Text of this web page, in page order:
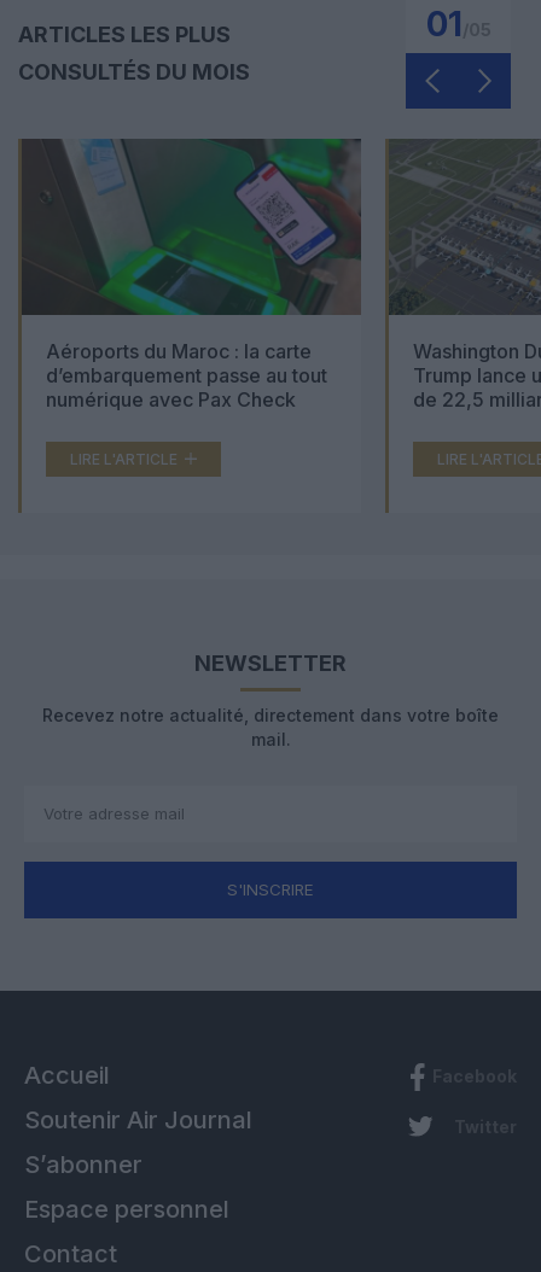
ARTICLES LES PLUS
CONSULTÉS DU MOIS
01
Aéroports du Maroc : la carte
d’embarquement passe au tout
numérique avec Pax Check
LIRE L'ARTICLE
Washington
Trump lance
de 22,5
LIRE
NEWSLETTER
Recevez notre actualité, directement dans votre boîte
mail.
S'INSCRIRE
Accueil
Soutenir Air Journal
S’abonner
Espace personnel
Contact